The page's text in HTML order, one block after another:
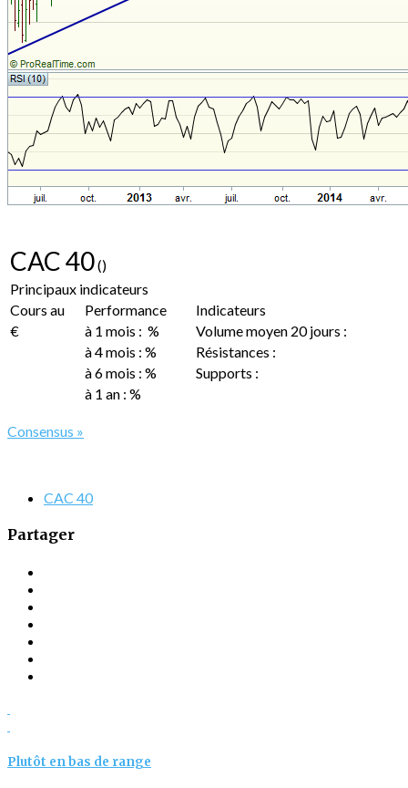
CAC 40()
Principaux indicateurs
Cours au
Performance
Indicateurs
€
à 1 mois : %
Volume moyen 20 jours :
à 4 mois : %
Résistances :
à 6 mois : %
Supports :
à 1 an : %
Consensus »
CAC 40
Partager
Plutôt en bas de range